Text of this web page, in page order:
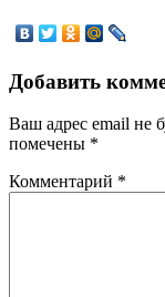
Добавить
Ваш адрес email не
помечены *
Комментарий *